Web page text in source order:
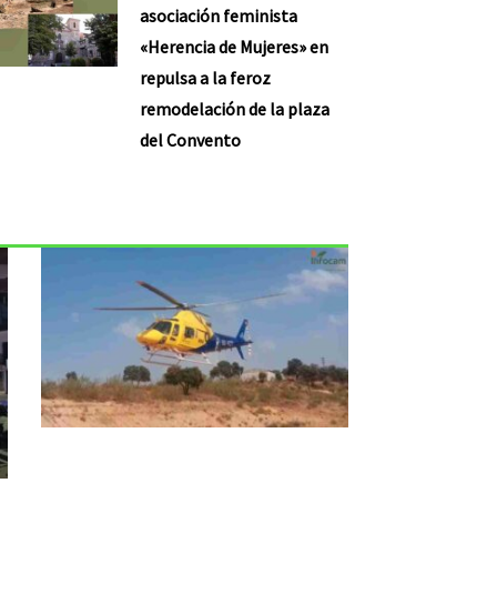
asociación feminista
«Herencia de Mujeres» en
repulsa a la feroz
remodelación de la plaza
del Convento